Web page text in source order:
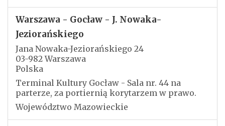
Warszawa - Gocław - J. Nowaka-
Jeziorańskiego
Jana Nowaka-Jeziorańskiego 24
03-982 Warszawa
Polska
Terminal Kultury Gocław - Sala nr. 44 na
parterze, za portiernią korytarzem w prawo.
Województwo Mazowieckie